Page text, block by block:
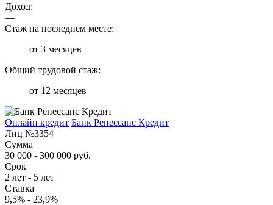
Доход:
—
Стаж на последнем месте:
от 3 месяцев
Общий трудовой стаж:
от 12 месяцев
Онлайн кредит Банк Ренессанс Кредит
Лиц №3354
Сумма
30 000 - 300 000 руб.
Срок
2 лет - 5 лет
Ставка
9,5% - 23,9%